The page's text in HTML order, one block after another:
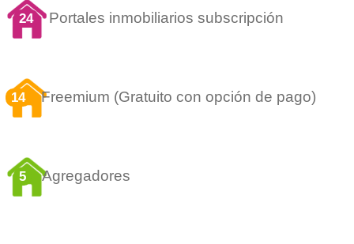
24 Portales inmobiliarios subscripción
14 Freemium (Gratuito con opción de pago)
5 Agregadores